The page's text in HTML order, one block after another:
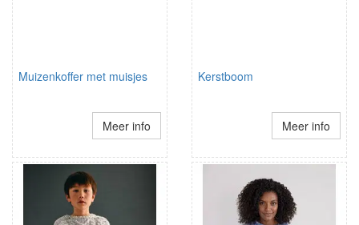
Muizenkoffer met muisjes
Meer info
Kerstboom
Meer info